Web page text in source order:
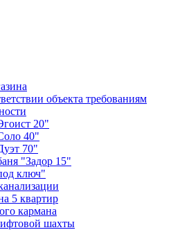
объекта требованиям
20"
40"
70"
"Задор 15"
ключ"
5 квартир
кармана
шахты